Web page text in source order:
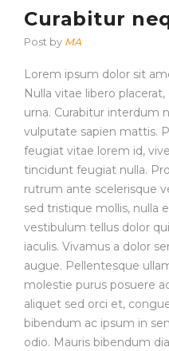
Curabitur
Post by MA
Lorem ipsum dolor sit
Nulla vitae libero
urna. Curabitur interdum
vulputate sapien mattis.
feugiat vitae lorem id,
tincidunt feugiat nulla.
rutrum ante scelerisque
sed tristique mollis, nulla
vestibulum tellus dolor
iaculis. Vivamus a dolor
augue. Pellentesque
molestie purus posuere
aliquet sed orci et,
bibendum ac ipsum in
odio. Mauris bibendum